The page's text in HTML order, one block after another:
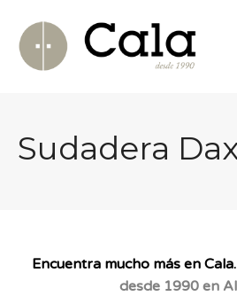
Sudadera
Encuentra mucho más en Cala.
desde 1990 en